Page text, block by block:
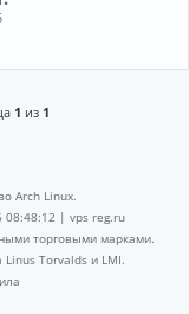
1 из 1
Arch Linux.
08:48:12 | vps reg.ru
торговыми марками.
Torvalds и LMI.